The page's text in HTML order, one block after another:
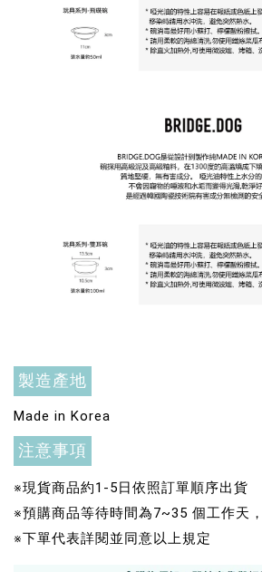
NT$ 119 TWD
- +
美國貓草毛線鼠鼠加購
製造產地
Made in Korea
注意事項
※現貨商品約1-5日依照訂單順序出貨
※預購商品等待時間為7~35 個工作天
※下單代表詳閱並同意以上規定